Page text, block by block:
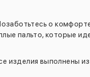
о
пальто, которые
изделия выполнены